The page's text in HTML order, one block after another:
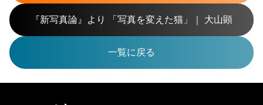
『新写真論』より 「写真を変えた猫」｜ 大山顕
一覧に戻る